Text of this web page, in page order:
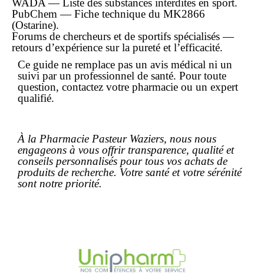
WADA — Liste des substances interdites en sport.
PubChem — Fiche technique du MK2866
(Ostarine).
Forums de chercheurs et de sportifs spécialisés —
retours d’expérience sur la pureté et l’efficacité.
Ce guide ne remplace pas un avis médical ni un
suivi par un professionnel de santé. Pour toute
question, contactez votre pharmacie ou un expert
qualifié.
À la Pharmacie Pasteur Waziers, nous nous
engageons à vous offrir transparence, qualité et
conseils personnalisés pour tous vos achats de
produits de recherche. Votre santé et votre sérénité
sont notre priorité.